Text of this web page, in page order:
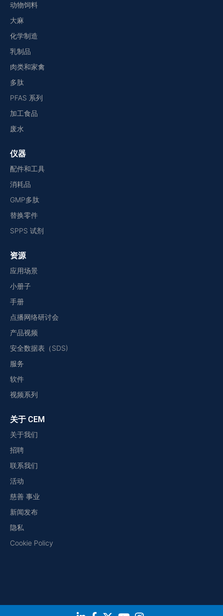
动物饲料
大麻
化学制造
乳制品
肉类和家禽
多肽
PFAS 系列
加工食品
废水
仪器
配件和工具
消耗品
GMP多肽
替换零件
SPPS 试剂
资源
应用场景
小册子
手册
点播网络研讨会
产品视频
安全数据表（SDS)
服务
软件
视频系列
关于 CEM
关于我们
招聘
联系我们
活动
慈善 事业
新闻发布
隐私
Cookie Policy